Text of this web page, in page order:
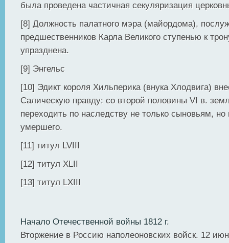
была проведена частичная секуляризация
[8] Должность палатного мэра (майордома),
предшественников Карла Великого ступенью к
упразднена.
[9] Энгельс
[10] Эдикт короля Хильперика (внука Хлодвига)
Салическую правду: со второй половины VI в.
переходить по наследству не только сыновьям,
умершего.
[11] титул LVIII
[12] титул XLII
[13] титул LXIII
Начало Отечественной войны 1812 г.
Вторжение в Россию наполеоновских войск. 12